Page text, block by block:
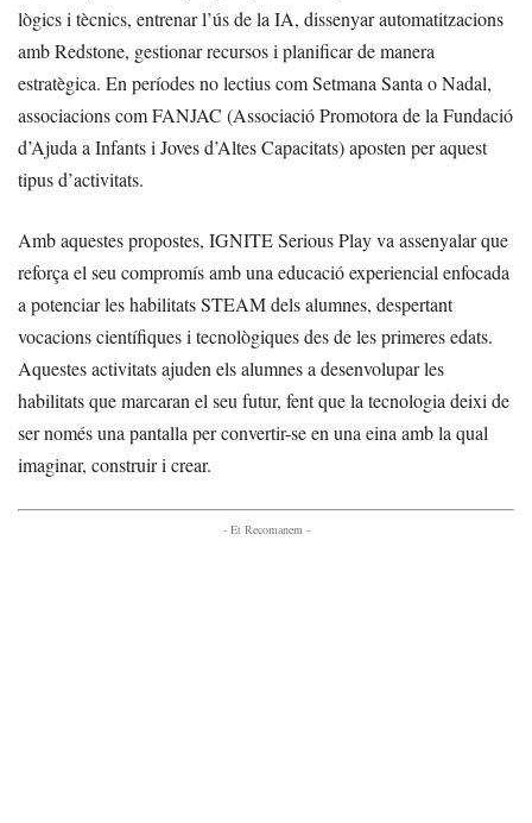
lògics i tècnics, entrenar l’ús de la IA, dissenyar automatitzacions
amb Redstone, gestionar recursos i planificar de manera
estratègica. En períodes no lectius com Setmana Santa o Nadal,
associacions com FANJAC (Associació Promotora de la Fundació
d’Ajuda a Infants i Joves d’Altes Capacitats) aposten per aquest
tipus d’activitats.
Amb aquestes propostes, IGNITE Serious Play va assenyalar que
reforça el seu compromís amb una educació experiencial enfocada
a potenciar les habilitats STEAM dels alumnes, despertant
vocacions científiques i tecnològiques des de les primeres edats.
Aquestes activitats ajuden els alumnes a desenvolupar les
habilitats que marcaran el seu futur, fent que la tecnologia deixi de
ser només una pantalla per convertir-se en una eina amb la qual
imaginar, construir i crear.
- Et Recomanem -